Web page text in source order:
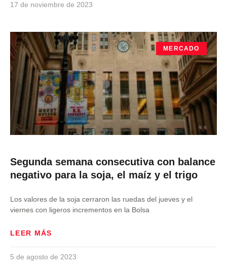
17 de noviembre de 2023
MERCADO
Segunda semana consecutiva con balance
negativo para la soja, el maíz y el trigo
Los valores de la soja cerraron las ruedas del jueves y el
viernes con ligeros incrementos en la Bolsa
LEER MÁS
5 de agosto de 2023